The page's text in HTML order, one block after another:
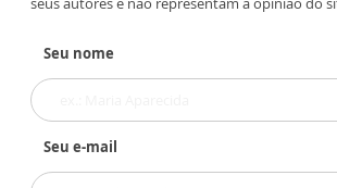
Seu nome
Seu e-mail